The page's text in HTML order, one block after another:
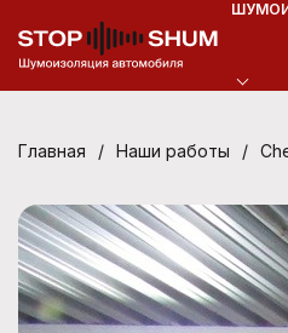
Главная / Наши работы /